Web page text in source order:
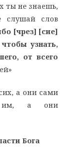
ты не знаешь,
слушай слов
[чрез] [сие]
узнать,
от всего
а они сами
им, а они
Бога